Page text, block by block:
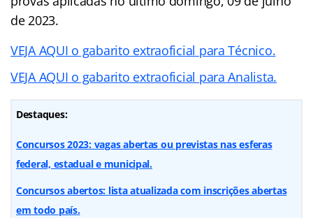
de 2023.
VEJA AQUI o gabarito extraoficial para Técnico.
VEJA AQUI o gabarito extraoficial para Analista.
Destaques:
Concursos 2023: vagas abertas ou previstas nas esferas
federal, estadual e municipal.
Concursos abertos: lista atualizada com inscrições abertas
em todo país.